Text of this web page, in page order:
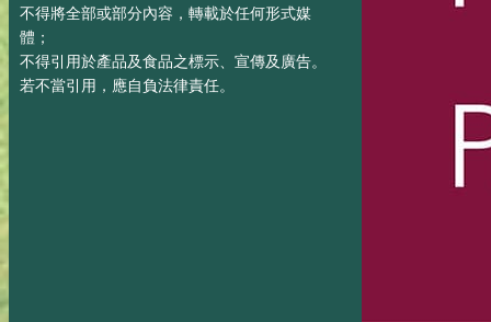
不得將全部或部分內容，轉載於任何形式媒
體；
不得引用於產品及食品之標示、宣傳及廣告。
若不當引用，應自負法律責任。